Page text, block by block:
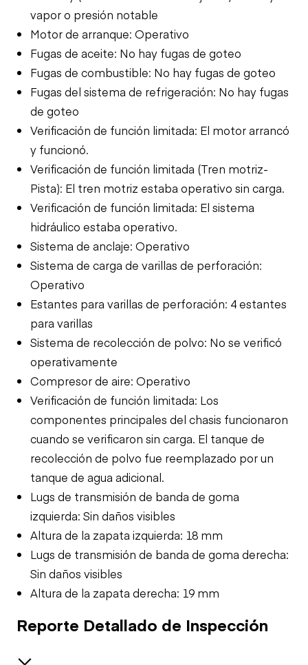
vapor o presión notable
Motor de arranque: Operativo
Fugas de aceite: No hay fugas de goteo
Fugas de combustible: No hay fugas de goteo
Fugas del sistema de refrigeración: No hay fugas
de goteo
Verificación de función limitada: El motor arrancó
y funcionó.
Verificación de función limitada (Tren motriz-
Pista): El tren motriz estaba operativo sin carga.
Verificación de función limitada: El sistema
hidráulico estaba operativo.
Sistema de anclaje: Operativo
Sistema de carga de varillas de perforación:
Operativo
Estantes para varillas de perforación: 4 estantes
para varillas
Sistema de recolección de polvo: No se verificó
operativamente
Compresor de aire: Operativo
Verificación de función limitada: Los
componentes principales del chasis funcionaron
cuando se verificaron sin carga. El tanque de
recolección de polvo fue reemplazado por un
tanque de agua adicional.
Lugs de transmisión de banda de goma
izquierda: Sin daños visibles
Altura de la zapata izquierda: 18 mm
Lugs de transmisión de banda de goma derecha:
Sin daños visibles
Altura de la zapata derecha: 19 mm
Reporte Detallado de Inspección